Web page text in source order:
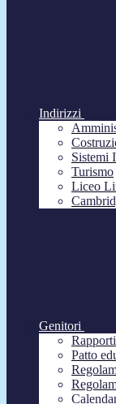
Indirizzi
Sistemi
Turismo
Liceo
Genitori
Patto